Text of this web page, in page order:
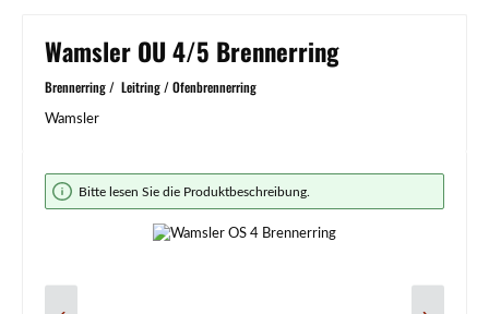
Wamsler OU 4/5 Brennerring
Brennerring / Leitring / Ofenbrennerring
Wamsler
Bildergalerie überspringen
Bitte lesen Sie die Produktbeschreibung.